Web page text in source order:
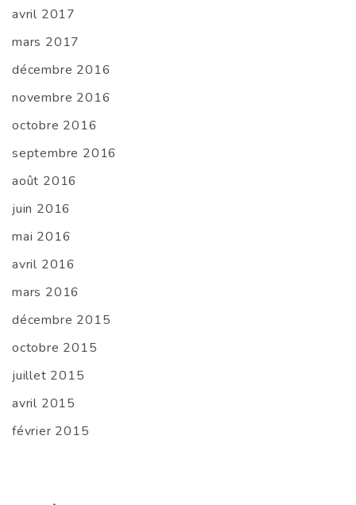
avril 2017
mars 2017
décembre 2016
novembre 2016
octobre 2016
septembre 2016
août 2016
juin 2016
mai 2016
avril 2016
mars 2016
décembre 2015
octobre 2015
juillet 2015
avril 2015
février 2015